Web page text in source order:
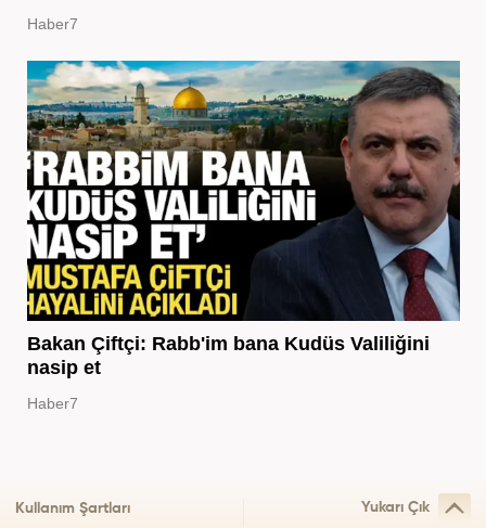
Haber7
Bakan Çiftçi: Rabb'im bana Kudüs Valiliğini
nasip et
Haber7
Kullanım Şartları Yukarı Çık